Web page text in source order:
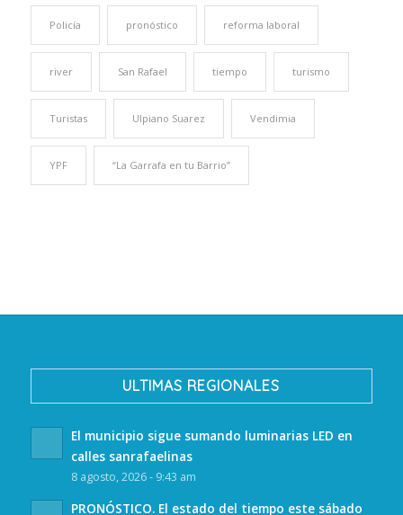
Policía pronóstico reforma laboral
river San Rafael tiempo turismo
Turistas Ulpiano Suarez Vendimia
YPF “La Garrafa en tu Barrio”
ULTIMAS REGIONALES
El municipio sigue sumando luminarias LED en
calles sanrafaelinas
8 agosto, 2026 - 9:43 am
PRONÓSTICO. El estado del tiempo este sábado